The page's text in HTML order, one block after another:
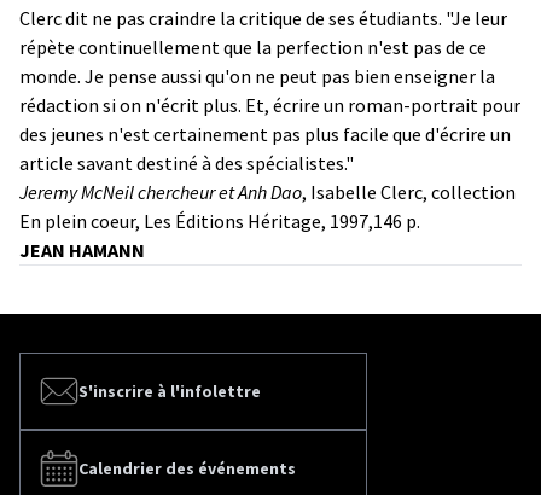
Clerc dit ne pas craindre la critique de ses étudiants. "Je leur
répète continuellement que la perfection n'est pas de ce
monde. Je pense aussi qu'on ne peut pas bien enseigner la
rédaction si on n'écrit plus. Et, écrire un roman-portrait pour
des jeunes n'est certainement pas plus facile que d'écrire un
article savant destiné à des spécialistes."
Jeremy McNeil chercheur et Anh Dao, Isabelle Clerc, collection
En plein coeur, Les Éditions Héritage, 1997,146 p.
JEAN HAMANN
S'inscrire à l'infolettre
Calendrier des événements